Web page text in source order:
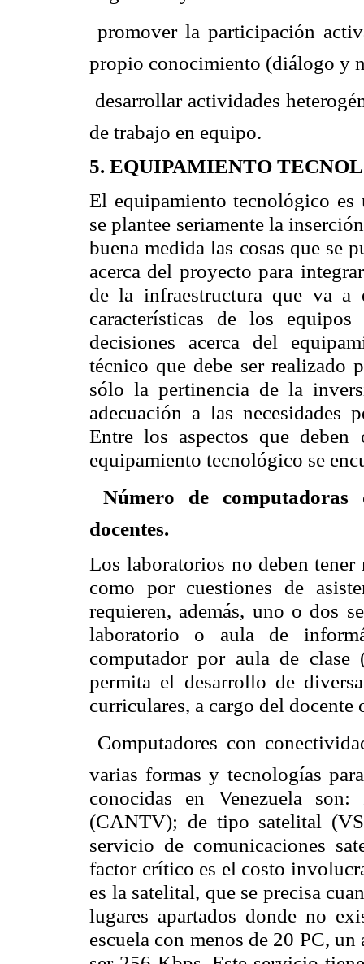
 promover la participación
propio conocimiento (diálogo y
 desarrollar actividades
de trabajo en equipo.
5. EQUIPAMIENTO
El equipamiento tecnológico
se plantee seriamente la
buena medida las cosas que se
acerca del proyecto para
de la infraestructura que va a
características de los
decisiones acerca del
técnico que debe ser realizado
sólo la pertinencia de la
adecuación a las necesidades
Entre los aspectos que
equipamiento tecnológico se
Número de
docentes.
Los laboratorios no deben tener
como por cuestiones de
requieren, además, uno o dos
laboratorio o aula de
computador por aula de
permita el desarrollo de
curriculares, a cargo del docente
 Computadores con
varias formas y tecnologías
conocidas en Venezuela
(CANTV); de tipo satelital
servicio de comunicaciones
factor crítico es el costo
es la satelital, que se precisa
lugares apartados donde no
escuela con menos de 20 PC,